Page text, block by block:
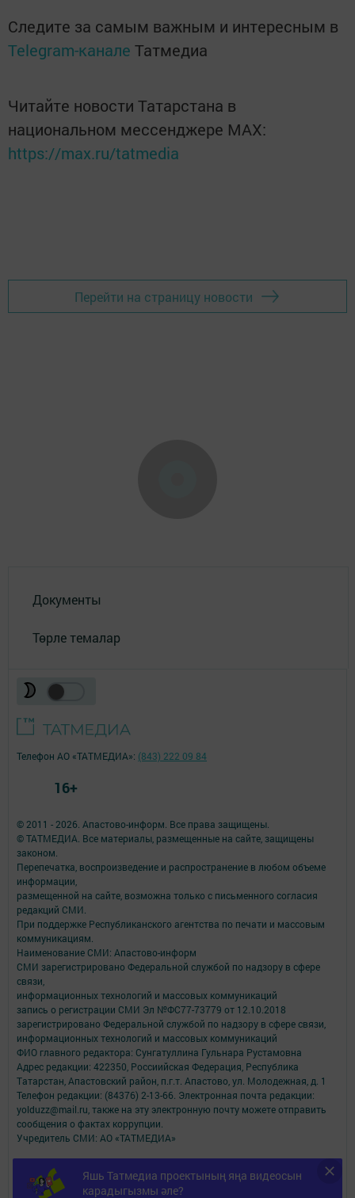
Следите за самым важным и интересным в
Telegram-канале Татмедиа
Читайте новости Татарстана в
национальном мессенджере MАХ:
https://max.ru/tatmedia
Перейти на страницу новости
Документы
Төрле темалар
Яшь Татмедиа проектының яңа видеосын
карадыгызмы әле?
© 2011 - 2026. Апастово-информ. Все права защищены.
© ТАТМЕДИА. Все материалы, размещенные на сайте, защищены
законом.
Перепечатка, воспроизведение и распространение в любом объеме
информации,
размещенной на сайте, возможна только с письменного согласия
редакций СМИ.
При поддержке Республиканского агентства по печати и массовым
коммуникациям.
Наименование СМИ: Апастово-информ
СМИ зарегистрировано Федеральной службой по надзору в сфере
связи,
информационных технологий и массовых коммуникаций
запись о регистрации СМИ Эл №ФС77-73779 от 12.10.2018
зарегистрировано Федеральной службой по надзору в сфере связи,
информационных технологий и массовых коммуникаций
ФИО главного редактора: Сунгатуллина Гульнара Рустамовна
Адрес редакции: 422350, Россиийская Федерация, Республика
Татарстан, Апастовский район, п.г.т. Апастово, ул. Молодежная, д. 1
Телефон редакции: (84376) 2-13-66. Электронная почта редакции:
yolduzz@mail.ru, также на эту электронную почту можете отправить
сообщения о фактах коррупции.
Учредитель СМИ: АО «ТАТМЕДИА»
Антикоррупционная политика
АО «ТАТМЕДИА» использует «cookie»для персонализации сервисов и
удобства пользователей сайтом.
Телефон АО «ТАТМЕДИА»: (843) 222 09 84
16+